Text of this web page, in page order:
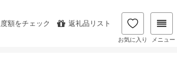
額をチェック 返礼品リスト
お気に入り メニュー